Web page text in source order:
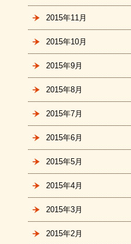
2015年11月
2015年10月
2015年9月
2015年8月
2015年7月
2015年6月
2015年5月
2015年4月
2015年3月
2015年2月